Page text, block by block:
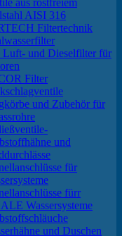
aus rostfreiem
AISI 316
Filtertechnik
Luft- und Dieselfilter für
Filter
und Zubehör für
und
für
fürr
Wassersysteme
und Duschen